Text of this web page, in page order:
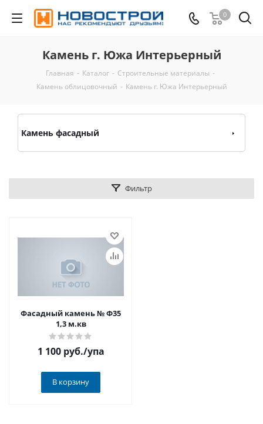
0
Камень г. Южа Интерьерный
Главная - Каталог - Строительные материалы -
Камень облицовочный - Камень г. Южа Интерьерный
Камень фасадный
Фильтр
Фасадный камень № Ф35
1,3 м.кв
1 100 руб./упа
В корзину